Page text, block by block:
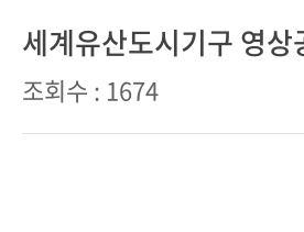
세계유산도시기구 영
조회수 : 1674